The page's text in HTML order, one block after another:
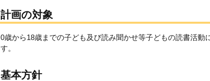
計画の対象
0歳から18歳までの子ども及び読み聞かせ等子どもの読書活動
す。
基本方針